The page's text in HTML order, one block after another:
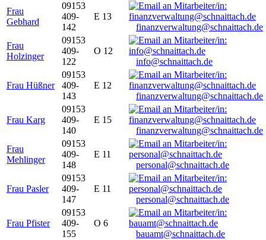
Frau
Gebhard
09153
409-
142
E 13
finanzverwaltung@schnaittach.de
Frau
Holzinger
09153
409-
122
O 12
info@schnaittach.de
Frau Hüßner
09153
409-
143
E 12
finanzverwaltung@schnaittach.de
Frau Karg
09153
409-
140
E 15
finanzverwaltung@schnaittach.de
Frau
Mehlinger
09153
409-
148
E 11
personal@schnaittach.de
Frau Pasler
09153
409-
147
E 11
personal@schnaittach.de
Frau Pfister
09153
409-
155
O 6
bauamt@schnaittach.de